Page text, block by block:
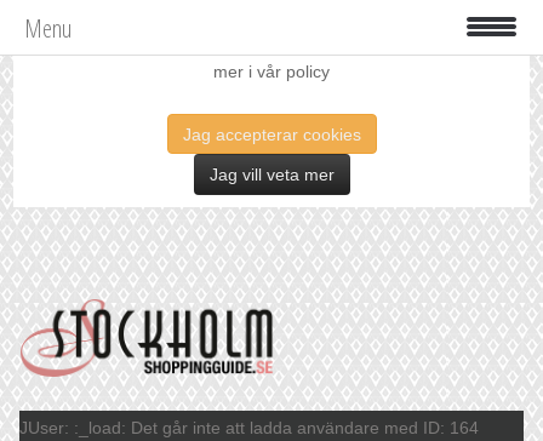
Vi använder oss av cookies för att förbättra din upplevelse. Läs
mer i vår policy
Jag accepterar cookies
Jag vill veta mer
Menu
JUser: :_load: Det går inte att ladda användare med ID: 164